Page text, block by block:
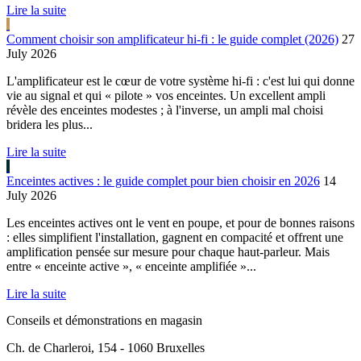
Lire la suite
Comment choisir son amplificateur hi-fi : le guide complet (2026) 27
July 2026
L'amplificateur est le cœur de votre système hi-fi : c'est lui qui donne
vie au signal et qui « pilote » vos enceintes. Un excellent ampli
révèle des enceintes modestes ; à l'inverse, un ampli mal choisi
bridera les plus...
Lire la suite
Enceintes actives : le guide complet pour bien choisir en 2026 14
July 2026
Les enceintes actives ont le vent en poupe, et pour de bonnes raisons
: elles simplifient l'installation, gagnent en compacité et offrent une
amplification pensée sur mesure pour chaque haut-parleur. Mais
entre « enceinte active », « enceinte amplifiée »...
Lire la suite
Conseils et démonstrations en magasin
Ch. de Charleroi, 154 - 1060 Bruxelles